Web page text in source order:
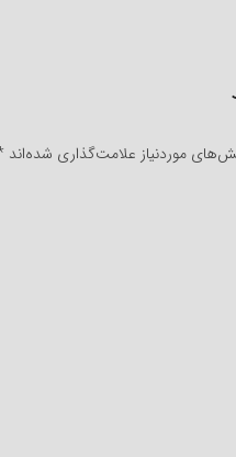
موردنیاز علامت‌گذاری شده‌اند